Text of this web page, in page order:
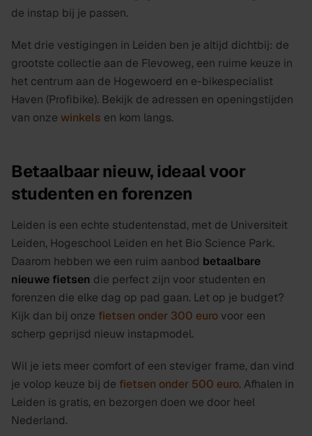
de instap bij je passen.
Met drie vestigingen in Leiden ben je altijd dichtbij: de
grootste collectie aan de Flevoweg, een ruime keuze in
het centrum aan de Hogewoerd en e-bikespecialist
Haven (Profibike). Bekijk de adressen en openingstijden
van onze winkels en kom langs.
Betaalbaar nieuw, ideaal voor
studenten en forenzen
Leiden is een echte studentenstad, met de Universiteit
Leiden, Hogeschool Leiden en het Bio Science Park.
Daarom hebben we een ruim aanbod betaalbare
nieuwe fietsen die perfect zijn voor studenten en
forenzen die elke dag op pad gaan. Let op je budget?
Kijk dan bij onze fietsen onder 300 euro voor een
scherp geprijsd nieuw instapmodel.
Wil je iets meer comfort of een steviger frame, dan vind
je volop keuze bij de fietsen onder 500 euro. Afhalen in
Leiden is gratis, en bezorgen doen we door heel
Nederland.